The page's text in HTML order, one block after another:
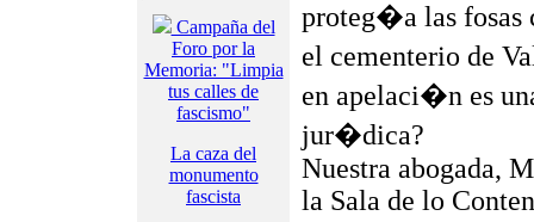
Campaña del
Foro por la
Memoria: "Limpia
tus calles de
fascismo"
La caza del
monumento
fascista
proteg�a las fosas
el cementerio de
en apelaci�n es
jur�dica?
Nuestra abogada,
la Sala de lo